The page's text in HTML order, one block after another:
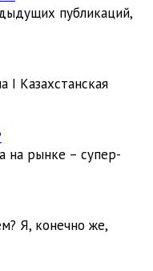
публикаций,
I Казахстанская
на рынке – супер-
Я, конечно же,